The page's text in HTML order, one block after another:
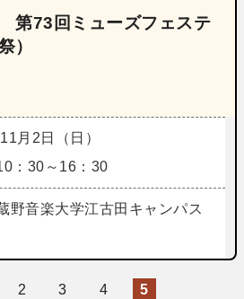
第73回ミューズフェステ
）
月2日（日）
：30～16：30
野音楽大学江古田キャンパス
2 3 4
5